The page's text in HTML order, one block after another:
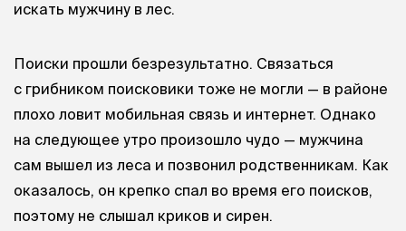
искать мужчину в лес.
Поиски прошли безрезультатно. Связаться
с грибником поисковики тоже не могли — в районе
плохо ловит мобильная связь и интернет. Однако
на следующее утро произошло чудо — мужчина
сам вышел из леса и позвонил родственникам. Как
оказалось, он крепко спал во время его поисков,
поэтому не слышал криков и сирен.